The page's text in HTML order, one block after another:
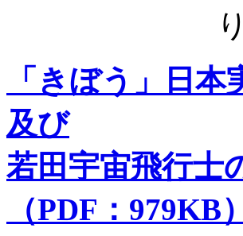
「きぼう」日
及び
若田宇宙飛行士
（PDF：979KB）